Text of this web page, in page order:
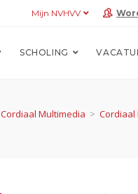
Mijn NVHVV
SCHOLING
Cordiaal Multimedia > Cordiaal